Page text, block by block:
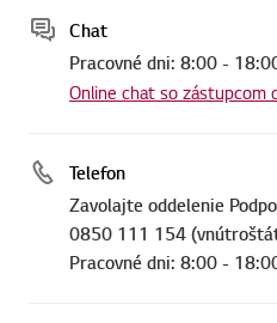
Chat
Pracovné dni: 8:00 -
Online chat so zástupcom
Telefon
Zavolajte oddelenie
0850 111 154
Pracovné dni: 8:00 -